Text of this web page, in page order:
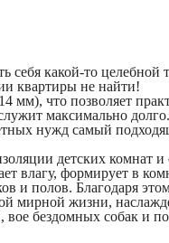
себя какой-то
квартиры не найти!
что позволяет
максимально
нужд самый
детских комнат
влагу, формирует в
полов. Благодаря
мирной жизни,
вое бездомных